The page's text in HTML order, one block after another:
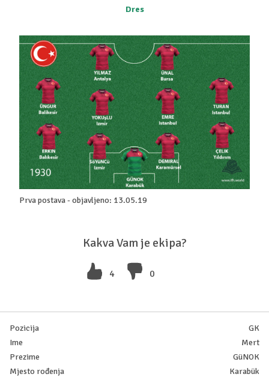
Dres
Kakva Vam je ekipa?
4 0
Prva postava - objavljeno: 13.05.19
GK
Mert
GüNOK
Karabük